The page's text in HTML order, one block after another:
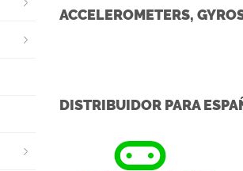
ACCELEROMETERS,
DISTRIBUIDOR PARA